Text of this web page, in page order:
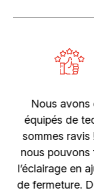
Nous avons
équipés de
sommes
nous pouvons
l’éclairage en
de fermeture.